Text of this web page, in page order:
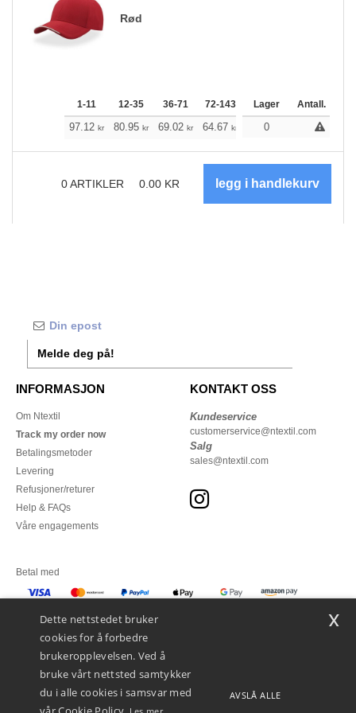
Rød
1-11 12-35 36-71 72-143 144-287 288 +
Lager Antall.
97.12 kr 80.95 kr 69.02 kr 64.67 kr 61.44 60.99kr
0
0ARTIKLER 0.00 KR
Melde deg på!
INFORMASJON
Om Ntextil
Track my order now
Betalingsmetoder
Levering
Refusjoner/returer
Help & FAQs
Våre engagements
KONTAKT OSS
Kundeservice
customerservice@ntextil.com
Salg
sales@ntextil.com
Betal med
Dette nettstedet bruker
cookies for å forbedre
brukeropplevelsen. Ved å
bruke vårt nettsted samtykker
du i alle cookies i samsvar med
AVSLÅ ALLE
x